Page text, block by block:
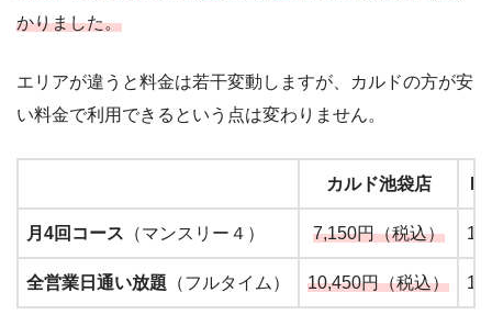
かりました。
エリアが違うと料金は若干変動しますが、カルドの方が安
い料金で利用できるという点は変わりません。
カルド池袋店
月4回コース （マンスリー４） 7,150円（税込）
全営業日通い放題 （フルタイム） 10,450円（税込）